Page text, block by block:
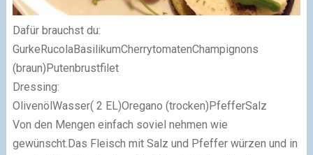
Dafür brauchst du:
GurkeRucolaBasilikumCherrytomatenChampignons
(braun)Putenbrustfilet
Dressing:
OlivenölWasser( 2 EL)Oregano (trocken)PfefferSalz
Von den Mengen einfach soviel nehmen wie
gewünscht.Das Fleisch mit Salz und Pfeffer würzen und in